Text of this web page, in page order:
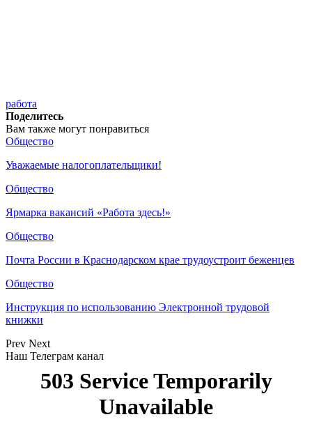
работа
Поделитесь
Вам также могут понравиться
Общество
Уважаемые налогоплательщики!
Общество
Ярмарка вакансий «Работа здесь!»
Общество
Почта России в Краснодарском крае трудоустроит беженцев
Общество
Инструкция по использованию Электронной трудовой
книжки
Prev Next
Наш Телеграм канал